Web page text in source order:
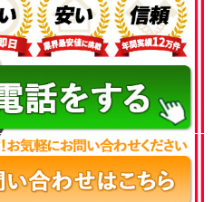
4780